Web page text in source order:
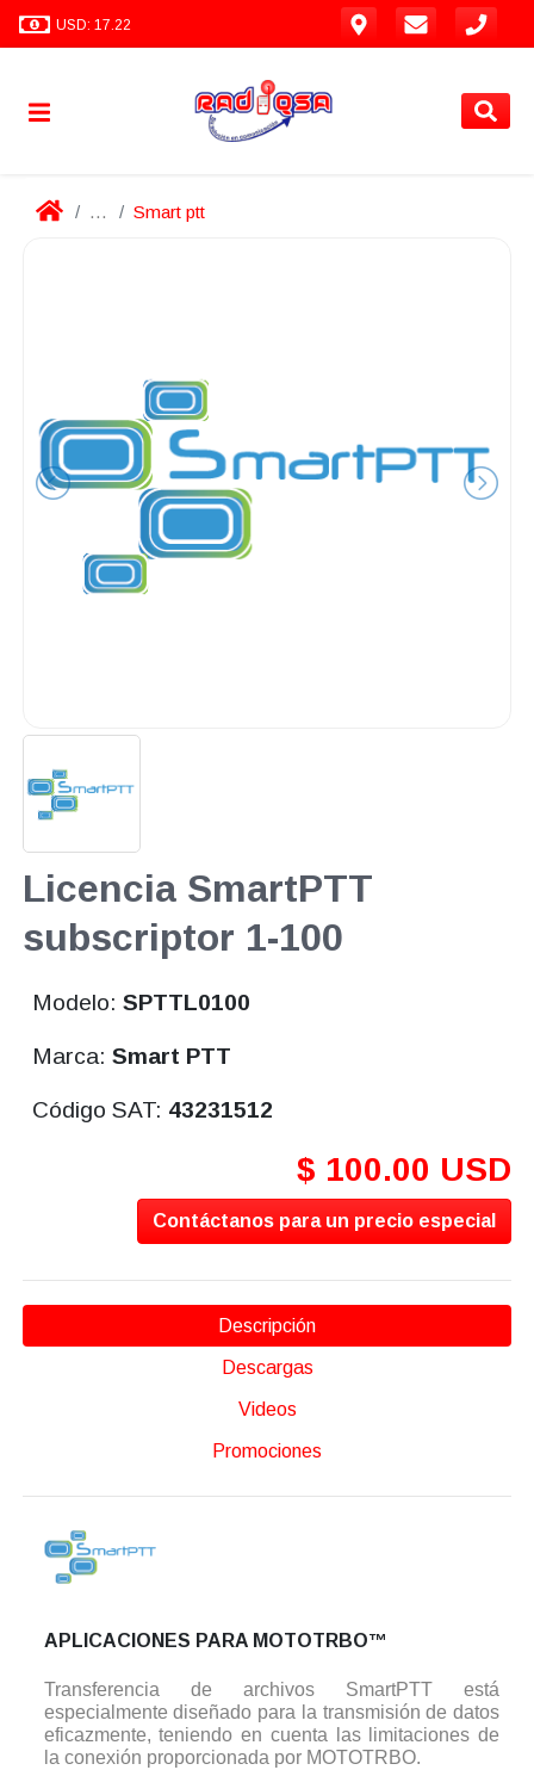
USD: 17.22
... Smart ptt
Licencia SmartPTT
subscriptor 1-100
Modelo:SPTTL0100
Marca:Smart PTT
Código SAT: 43231512
$ 100.00 USD
Contáctanos para un precio especial
Descripción
Descargas
Videos
Promociones
APLICACIONES PARA MOTOTRBO™
Transferencia de archivos SmartPTT está
especialmente diseñado para la transmisión de datos
eficazmente, teniendo en cuenta las limitaciones de
la conexión proporcionada por MOTOTRBO.